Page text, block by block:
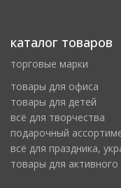
каталог товаров
торговые марки
товары для офиса
товары для детей
всё для творчества
подарочный
всё для праздника,
товары для